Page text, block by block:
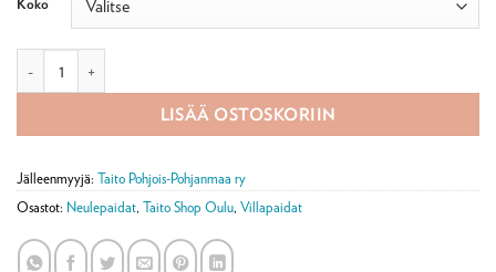
Koko
LISÄÄ OSTOSKORIIN
Jälleenmyyjä: Taito Pohjois-Pohjanmaa ry
Osastot: Neulepaidat, Taito Shop Oulu, Villapaidat